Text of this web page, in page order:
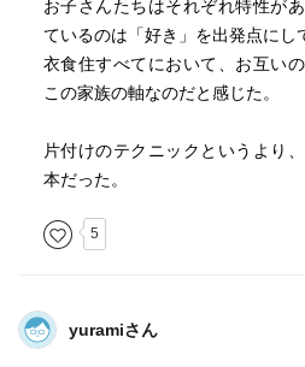
お子さんたちはそれぞれ特性が
ているのは「好き」を出発点にし
衣食住すべてにおいて、お互い
この家族の軸なのだと感じた。
片付けのテクニックというより
本だった。
5
yuramiさん